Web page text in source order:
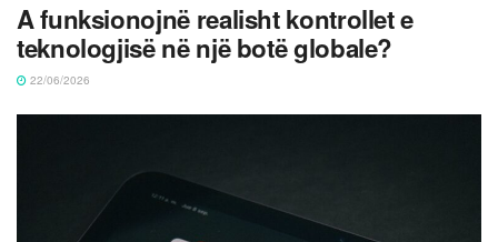
A funksionojnë realisht kontrollet e
teknologjisë në një botë globale?
22/06/2026